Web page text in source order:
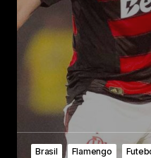
Brasil Flamengo